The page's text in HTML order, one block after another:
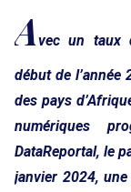
Avec un taux
début de l’année
des pays
numériques
DataReportal, le
janvier 2024,